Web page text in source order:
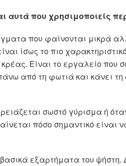
αυτά που χρησιμοποιείς
που φαίνονται μικρά
ίσως το πιο
Είναι το εργαλείο που
από τη φωτιά και κάνει τη
σωστό γύρισμα ή
πόσο σημαντικό είναι
εξαρτήματα του ψήστη.